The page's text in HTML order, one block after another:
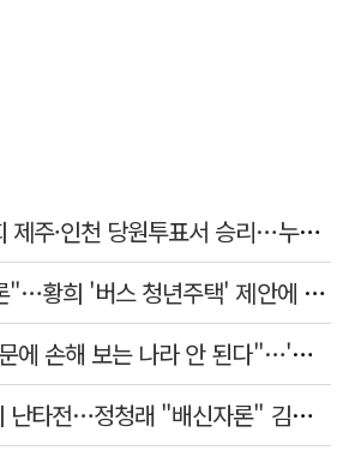
김민석, 與전당대회 제주·인천 당원투표서 승리…누적 득표는 '초박빙'
"내로남불·탁상공론"…황희 '버스 청년주택' 제안에 與 내부서도 쓴소리
李대통령 "결혼 때문에 손해 보는 나라 안 된다"…'결혼 페널티' 22개 손본다
민주당 제주 연설회 난타전…정청래 "배신자론" 김민석 "관리 무능"